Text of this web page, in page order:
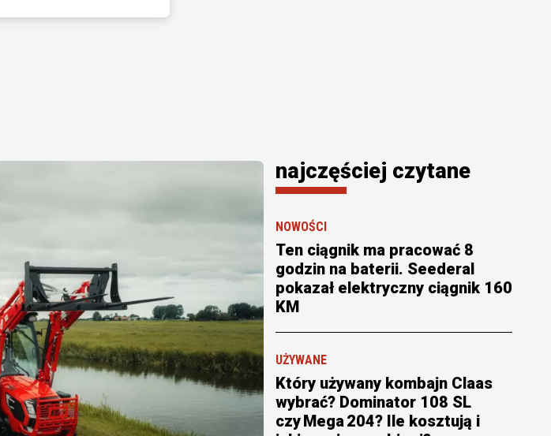
najczęściej czytane
NOWOŚCI
Ten ciągnik ma pracować 8
godzin na baterii. Seederal
pokazał elektryczny ciągnik 160
KM
UŻYWANE
Który używany kombajn Claas
wybrać? Dominator 108 SL
czy Mega 204? Ile kosztują i